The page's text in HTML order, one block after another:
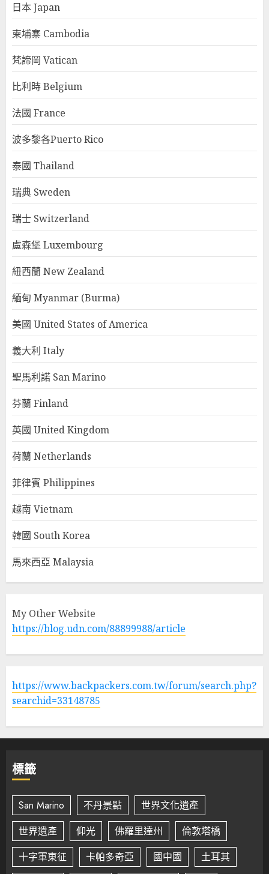
日本 Japan
柬埔寨 Cambodia
梵諦岡 Vatican
比利時 Belgium
法國 France
波多黎各Puerto Rico
泰國 Thailand
瑞典 Sweden
瑞士 Switzerland
盧森堡 Luxembourg
紐西蘭 New Zealand
緬甸 Myanmar (Burma)
美國 United States of America
義大利 Italy
聖馬利諾 San Marino
芬蘭 Finland
英國 United Kingdom
荷蘭 Netherlands
菲律賓 Philippines
越南 Vietnam
韓國 South Korea
馬來西亞 Malaysia
My Other Website
https://blog.udn.com/88899988/article
https://www.backpackers.com.tw/forum/search.php?
searchid=33148785
標籤
San Marino 不丹景點
世界文化遺產
世界遺產
仰光 佛羅里達州
倫敦塔橋
十字軍東征
卡帕多奇亞 國中國 土耳其